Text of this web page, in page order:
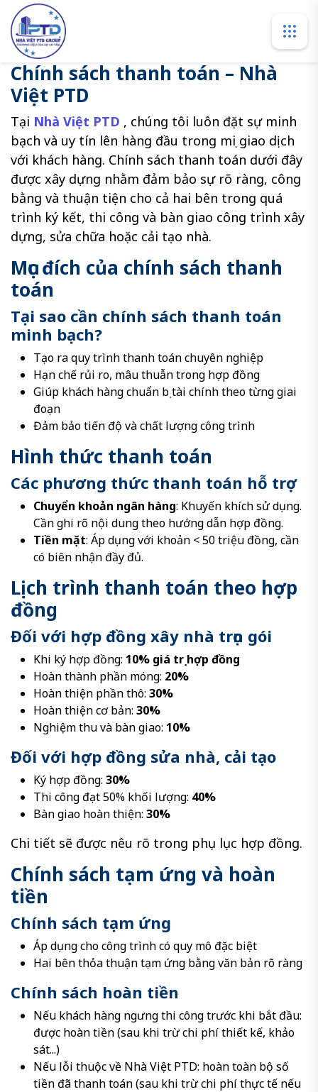
Chính sách thanh toán – Nhà
Việt PTD
Tại Nhà Việt PTD , chúng tôi luôn đặt sự minh
bạch và uy tín lên hàng đầu trong mọi giao dịch
với khách hàng. Chính sách thanh toán dưới đây
được xây dựng nhằm đảm bảo sự rõ ràng, công
bằng và thuận tiện cho cả hai bên trong quá
trình ký kết, thi công và bàn giao công trình xây
dựng, sửa chữa hoặc cải tạo nhà.
Mục đích của chính sách thanh
toán
Tại sao cần chính sách thanh toán
minh bạch?
Tạo ra quy trình thanh toán chuyên nghiệp
Hạn chế rủi ro, mâu thuẫn trong hợp đồng
Giúp khách hàng chuẩn bị tài chính theo từng giai
đoạn
Đảm bảo tiến độ và chất lượng công trình
Hình thức thanh toán
Các phương thức thanh toán hỗ trợ
Chuyển khoản ngân hàng: Khuyến khích sử dụng.
Cần ghi rõ nội dung theo hướng dẫn hợp đồng.
Tiền mặt: Áp dụng với khoản < 50 triệu đồng, cần
có biên nhận đầy đủ.
Lịch trình thanh toán theo hợp
đồng
Đối với hợp đồng xây nhà trọn gói
Khi ký hợp đồng: 10% giá trị hợp đồng
Hoàn thành phần móng: 20%
Hoàn thiện phần thô: 30%
Hoàn thiện cơ bản: 30%
Nghiệm thu và bàn giao: 10%
Đối với hợp đồng sửa nhà, cải tạo
Ký hợp đồng: 30%
Thi công đạt 50% khối lượng: 40%
Bàn giao hoàn thiện: 30%
Chi tiết sẽ được nêu rõ trong phụ lục hợp đồng.
Chính sách tạm ứng và hoàn
tiền
Chính sách tạm ứng
Áp dụng cho công trình có quy mô đặc biệt
Hai bên thỏa thuận tạm ứng bằng văn bản rõ ràng
Chính sách hoàn tiền
Nếu khách hàng ngưng thi công trước khi bắt đầu:
được hoàn tiền (sau khi trừ chi phí thiết kế, khảo
sát...)
Nếu lỗi thuộc về Nhà Việt PTD: hoàn toàn bộ số
tiền đã thanh toán (sau khi trừ chi phí thực tế nếu